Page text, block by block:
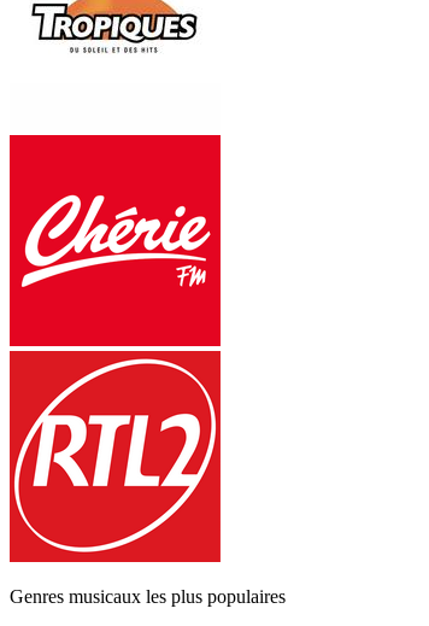
Genres musicaux les plus populaires